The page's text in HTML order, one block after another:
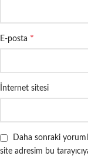
E-posta *
İnternet sitesi
Daha sonraki
site adresim bu